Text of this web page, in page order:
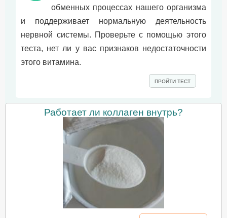
обменных процессах нашего организма
и поддерживает нормальную деятельность
нервной системы. Проверьте с помощью этого
теста, нет ли у вас признаков недостаточности
этого витамина.
ПРОЙТИ ТЕСТ
Работает ли коллаген внутрь?